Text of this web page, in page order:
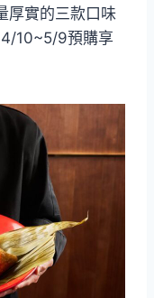
厚實的三款口味
10~5/9預購享